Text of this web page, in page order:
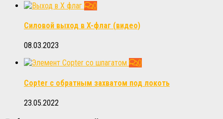
0
Силовой выход в X-флаг (видео)
08.03.2023
0
Copter с обратным захватом под локоть
23.05.2022